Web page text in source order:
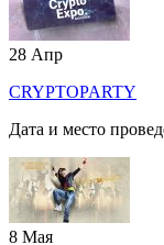
28 Апр
CRYPTOPARTY
Дата и место
8 Мая